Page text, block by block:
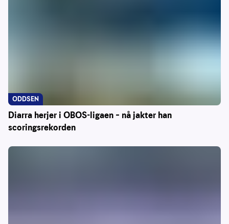
Diarra herjer i OBOS-ligaen – nå jakter han
scoringsrekorden
ODDSEN